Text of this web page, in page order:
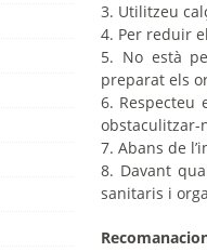
3. Utilitzeu
4. Per reduir
5. No està
preparat els
6. Respecteu
obstaculitzar-
7. Abans de
8. Davant
sanitaris i